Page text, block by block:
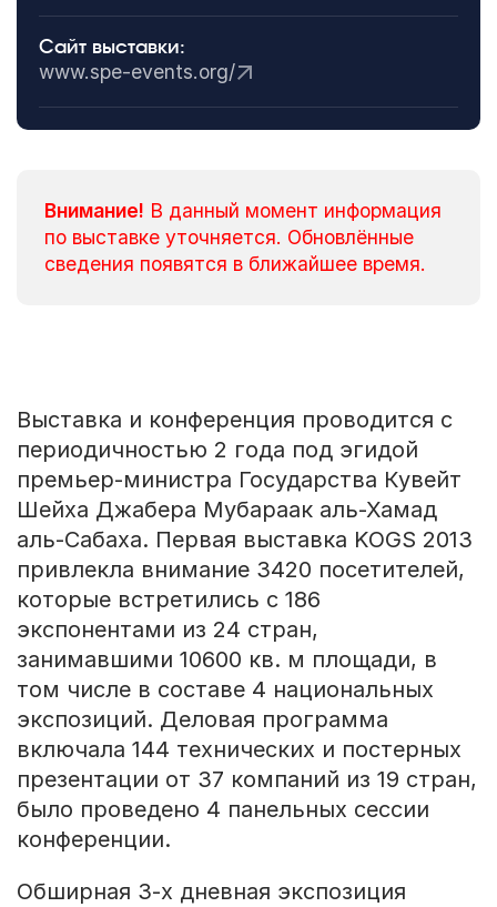
Сайт выставки:
www.spe-events.org/
Внимание! В данный момент информация
по выставке уточняется. Обновлённые
сведения появятся в ближайшее время.
Выставка и конференция проводится с
периодичностью 2 года под эгидой
премьер-министра Государства Кувейт
Шейха Джабера Мубараак аль-Хамад
аль-Сабаха. Первая выставка KOGS 2013
привлекла внимание 3420 посетителей,
которые встретились с 186
экспонентами из 24 стран,
занимавшими 10600 кв. м площади, в
том числе в составе 4 национальных
экспозиций. Деловая программа
включала 144 технических и постерных
презентации от 37 компаний из 19 стран,
было проведено 4 панельных сессии
конференции.
Обширная 3-х дневная экспозиция